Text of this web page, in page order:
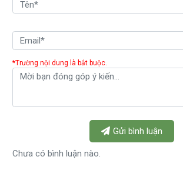
*Trường nội dung là bắt buộc.
Gửi bình luận
Chưa có bình luận nào.